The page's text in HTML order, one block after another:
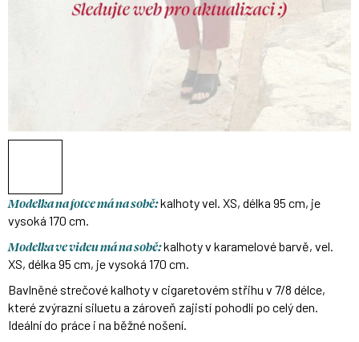
Modelka na fotce má na sobě:kalhoty vel. XS, délka 95 cm, je
vysoká 170 cm.
Modelka ve videu má na sobě:kalhoty v karamelové barvě, vel.
XS, délka 95 cm, je vysoká 170 cm.
Bavlněné strečové kalhoty v cigaretovém střihu v 7/8 délce,
které zvýrazní siluetu a zároveň zajistí pohodlí po celý den.
Ideální do práce i na běžné nošení.